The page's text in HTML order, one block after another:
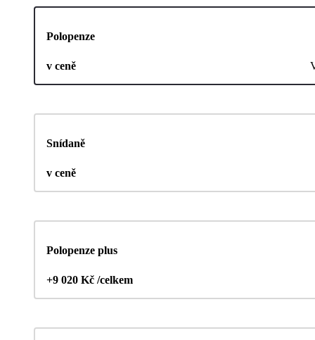
Polopenze
v ceně
Snídaně
v ceně
Polopenze plus
+9 020 Kč /celkem